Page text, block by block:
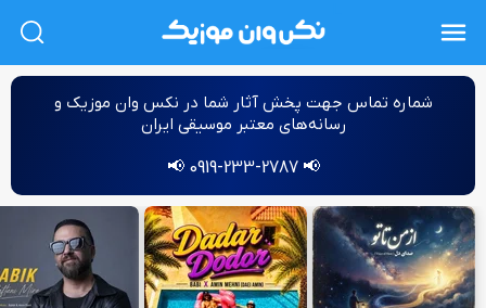
شماره‌ تماس جهت پخش آثار شما در نکس وان موزیک و
رسانه‌های معتبر موسیقی ایران
📢 0919-233-2787 📢